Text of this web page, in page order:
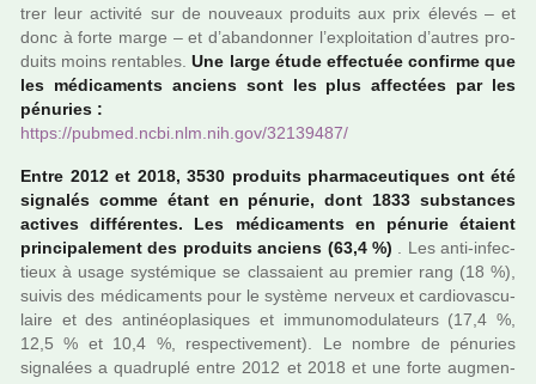
trer leur acti­vité sur de nou­veaux pro­duits aux prix élevés – et
donc à forte marge – et d’aban­don­ner l’exploi­ta­tion d’autres pro­
duits moins ren­ta­bles.Une large étude effec­tuée confirme que
les médi­ca­ments anciens sont les plus affec­tées par les
pénu­ries :
https://pubmed.ncbi.nlm.nih.gov/32139487/
Entre 2012 et 2018, 3530 pro­duits phar­ma­ceu­ti­ques ont été
signa­lés comme étant en pénu­rie, dont 1833 sub­stan­ces
acti­ves dif­fé­ren­tes. Les médi­ca­ments en pénu­rie étaient
prin­ci­pa­le­ment des pro­duits anciens (63,4 %)
. Les anti-infec­
tieux à usage sys­té­mi­que se clas­saient au pre­mier rang (18 %),
suivis des médi­ca­ments pour le sys­tème ner­veux et car­dio­vas­cu­
laire et des anti­néo­pla­si­ques et immu­no­mo­du­la­teurs (17,4 %,
12,5 % et 10,4 %, res­pec­ti­ve­ment). Le nombre de pénu­ries
signa­lées a qua­dru­plé entre 2012 et 2018 et une forte aug­men­